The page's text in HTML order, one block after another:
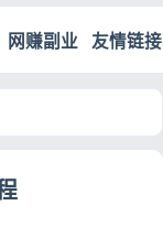
网赚副业 友情链接